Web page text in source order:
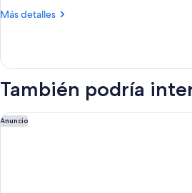
Más detalles
Más
Grupal
También podría
Anuncio
Hotel Park 10